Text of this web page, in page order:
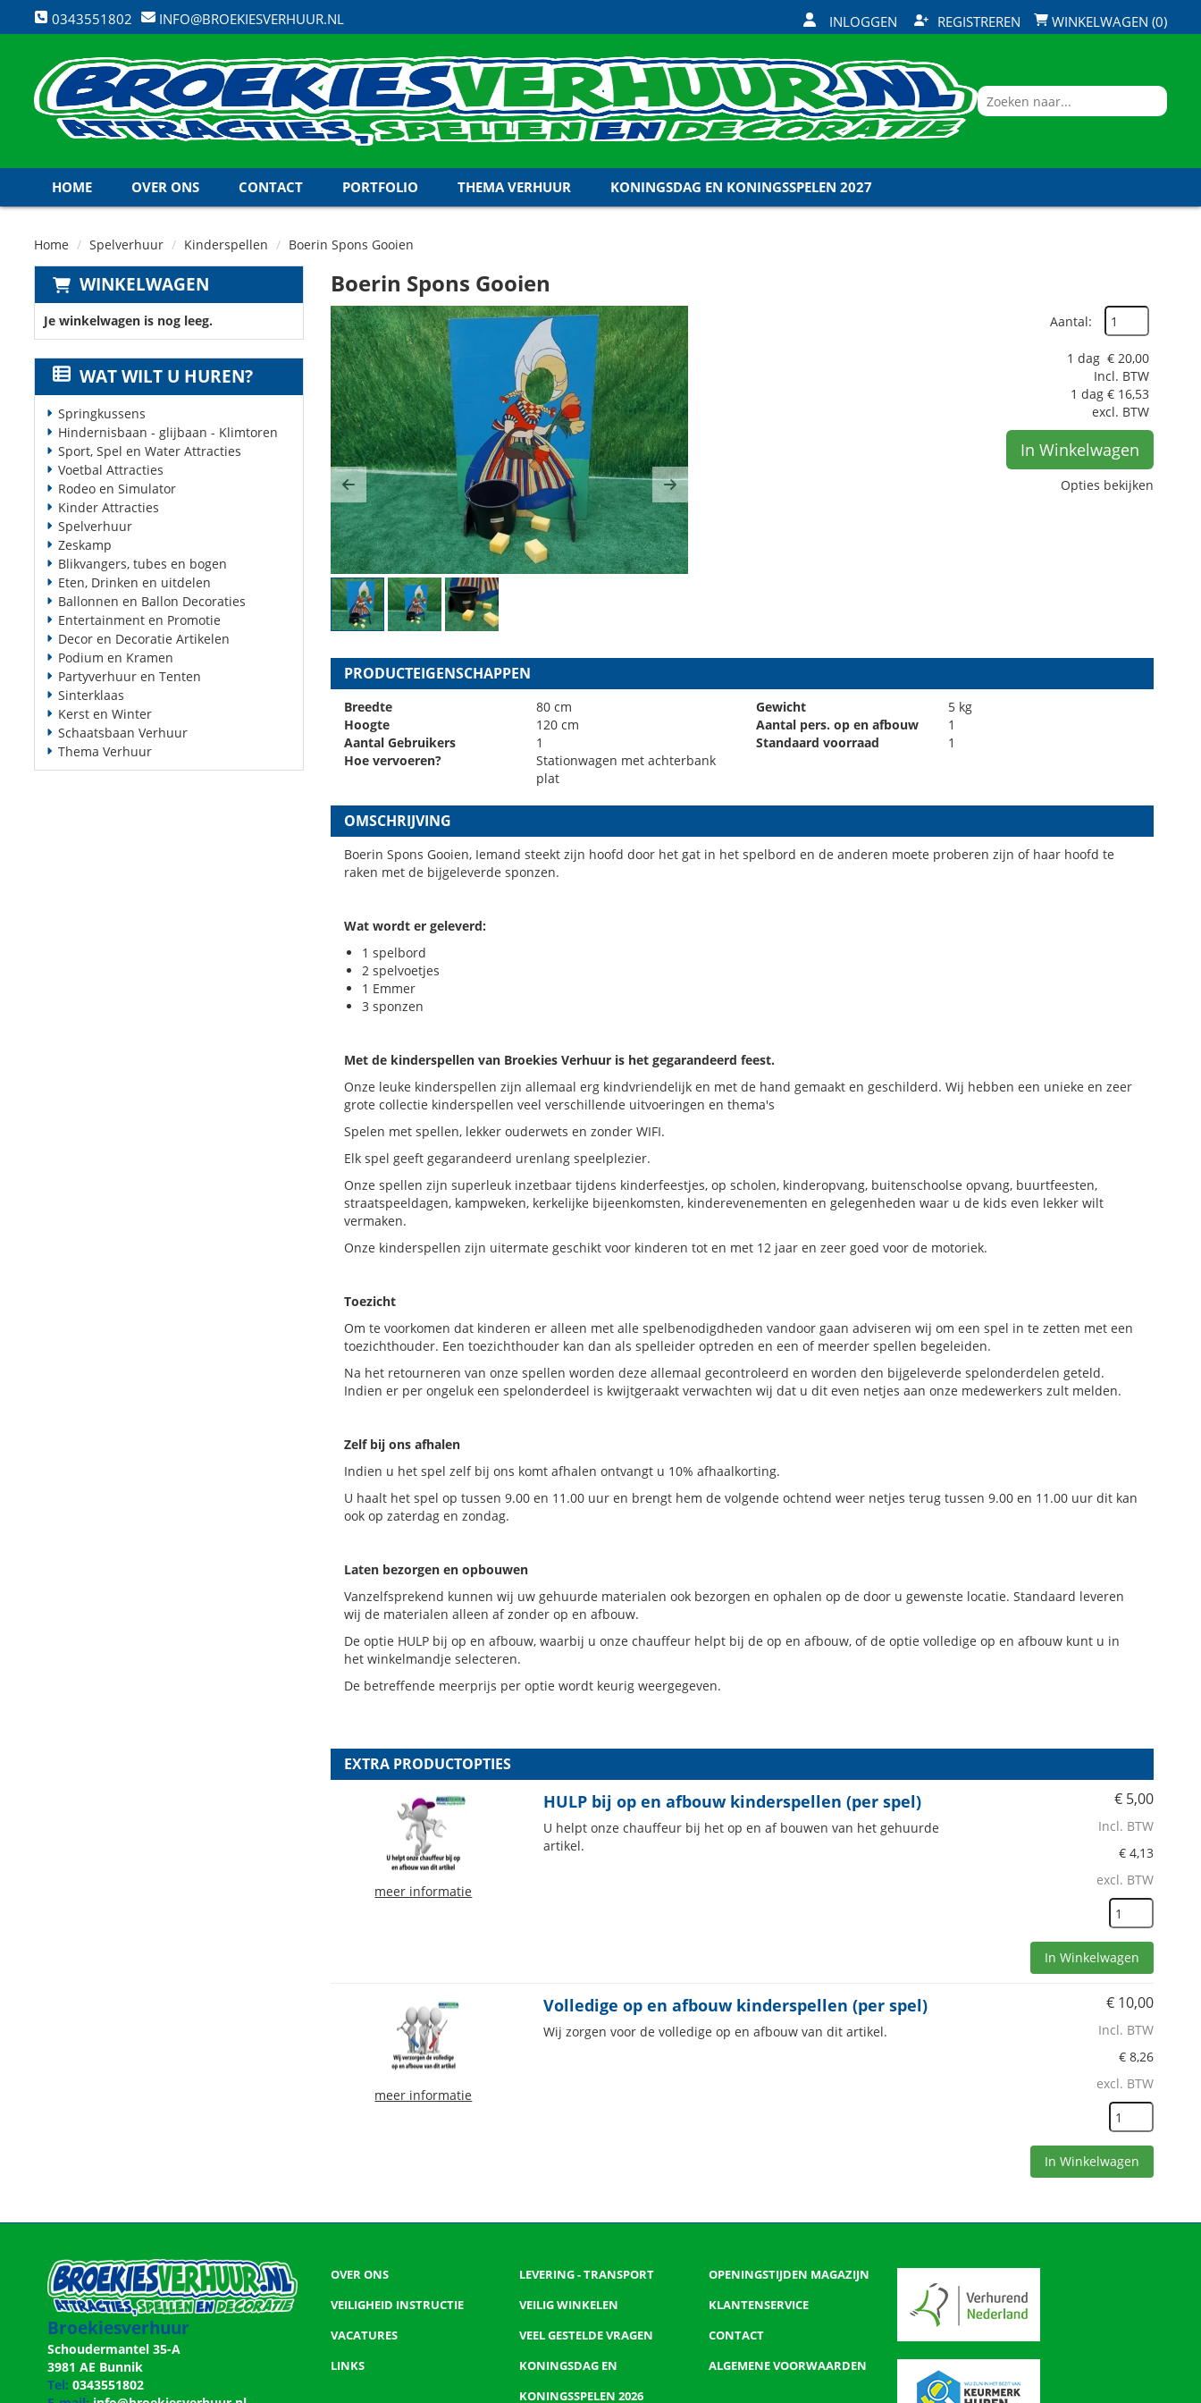
0343551802 INFO@BROEKIESVERHUUR.NL INLOGGEN REGISTREREN WINKELWAGEN (0)
HOME OVER ONS CONTACT PORTFOLIO THEMA VERHUUR KONINGSDAG EN KONINGSSPELEN 2027
Home Spelverhuur Kinderspellen Boerin Spons Gooien
WINKELWAGEN
Je winkelwagen is nog leeg.
WAT WILT U HUREN?
Springkussens
Hindernisbaan - glijbaan - Klimtoren
Sport, Spel en Water Attracties
Voetbal Attracties
Rodeo en Simulator
Kinder Attracties
Spelverhuur
Zeskamp
Blikvangers, tubes en bogen
Eten, Drinken en uitdelen
Ballonnen en Ballon Decoraties
Entertainment en Promotie
Decor en Decoratie Artikelen
Podium en Kramen
Partyverhuur en Tenten
Sinterklaas
Kerst en Winter
Schaatsbaan Verhuur
Thema Verhuur
Boerin Spons Gooien
Previous Next
Aantal:
1 dag € 20,00
Incl. BTW
1 dag € 16,53
excl. BTW
In Winkelwagen
Opties bekijken
PRODUCTEIGENSCHAPPEN
Breedte
80 cm
Hoogte
120 cm
Aantal Gebruikers
1
Hoe vervoeren?
Stationwagen met achterbank
plat
Gewicht
5 kg
Aantal pers. op en afbouw
1
Standaard voorraad
1
OMSCHRIJVING
Boerin Spons Gooien, Iemand steekt zijn hoofd door het gat in het spelbord en de anderen moete proberen zijn of haar hoofd te
raken met de bijgeleverde sponzen.
Wat wordt er geleverd:
1 spelbord
2 spelvoetjes
1 Emmer
3 sponzen
Met de kinderspellen van Broekies Verhuur is het gegarandeerd feest.
Onze leuke kinderspellen zijn allemaal erg kindvriendelijk en met de hand gemaakt en geschilderd. Wij hebben een unieke en zeer
grote collectie kinderspellen veel verschillende uitvoeringen en thema's
Spelen met spellen, lekker ouderwets en zonder WIFI.
Elk spel geeft gegarandeerd urenlang speelplezier.
Onze spellen zijn superleuk inzetbaar tijdens kinderfeestjes, op scholen, kinderopvang, buitenschoolse opvang, buurtfeesten,
straatspeeldagen, kampweken, kerkelijke bijeenkomsten, kinderevenementen en gelegenheden waar u de kids even lekker wilt
vermaken.
Onze kinderspellen zijn uitermate geschikt voor kinderen tot en met 12 jaar en zeer goed voor de motoriek.
Toezicht
Om te voorkomen dat kinderen er alleen met alle spelbenodigdheden vandoor gaan adviseren wij om een spel in te zetten met een
toezichthouder. Een toezichthouder kan dan als spelleider optreden en een of meerder spellen begeleiden.
Na het retourneren van onze spellen worden deze allemaal gecontroleerd en worden den bijgeleverde spelonderdelen geteld.
Indien er per ongeluk een spelonderdeel is kwijtgeraakt verwachten wij dat u dit even netjes aan onze medewerkers zult melden.
Zelf bij ons afhalen
Indien u het spel zelf bij ons komt afhalen ontvangt u 10% afhaalkorting.
U haalt het spel op tussen 9.00 en 11.00 uur en brengt hem de volgende ochtend weer netjes terug tussen 9.00 en 11.00 uur dit kan
ook op zaterdag en zondag.
Laten bezorgen en opbouwen
Vanzelfsprekend kunnen wij uw gehuurde materialen ook bezorgen en ophalen op de door u gewenste locatie. Standaard leveren
wij de materialen alleen af zonder op en afbouw.
De optie HULP bij op en afbouw, waarbij u onze chauffeur helpt bij de op en afbouw, of de optie volledige op en afbouw kunt u in
het winkelmandje selecteren.
De betreffende meerprijs per optie wordt keurig weergegeven.
EXTRA PRODUCTOPTIES
meer informatie
€ 5,00
Incl. BTW
€ 4,13
excl. BTW
In Winkelwagen
HULP bij op en afbouw kinderspellen (per spel)
U helpt onze chauffeur bij het op en af bouwen van het gehuurde
artikel.
meer informatie
€ 10,00
Incl. BTW
€ 8,26
excl. BTW
In Winkelwagen
Volledige op en afbouw kinderspellen (per spel)
Wij zorgen voor de volledige op en afbouw van dit artikel.
Broekiesverhuur
Schoudermantel 35-A
3981 AE Bunnik
Tel: 0343551802
OVER ONS
VEILIGHEID INSTRUCTIE
VACATURES
LINKS
LEVERING - TRANSPORT
VEILIG WINKELEN
VEEL GESTELDE VRAGEN
KONINGSDAG EN
KONINGSSPELEN 2026
OPENINGSTIJDEN MAGAZIJN
KLANTENSERVICE
CONTACT
ALGEMENE VOORWAARDEN